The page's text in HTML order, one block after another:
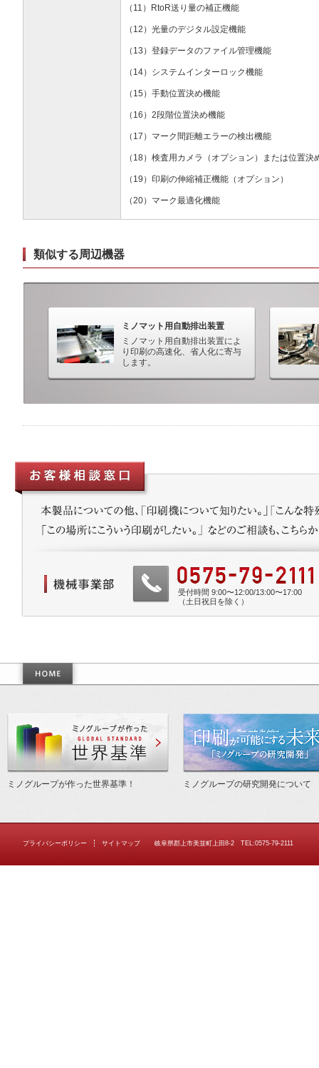
（11）RtoR送り量の補正機能
（12）光量のデジタル設定機能
（13）登録データのファイル管理機能
（14）システムインターロック機能
（15）手動位置決め機能
（16）2段階位置決め機能
（17）マーク間距離エラーの検出機能
（18）検査用カメラ（オプション）または位置
（19）印刷の伸縮補正機能（オプション）
（20）マーク最適化機能
類似する周辺機器
ミノマット用自動排出装置
ミノマット用自動排出装置によ
り印刷の高速化、省人化に寄与
します。
受付時間 9:00〜12:00/13:00〜17:00
（土日祝日を除く）
作った世界基準
ミノグループが作った世界基準！ ミノグループの研究開発について
プライバシーポリシー サイトマップ 岐阜県郡上市美並町上田8-2 TEL:0575-79-2111